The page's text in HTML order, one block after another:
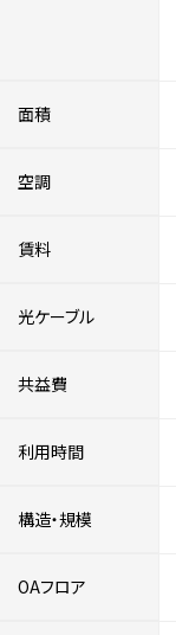
面積
空調
賃料
光ケーブル
共益費
利用時間
構造・規模
OAフロア